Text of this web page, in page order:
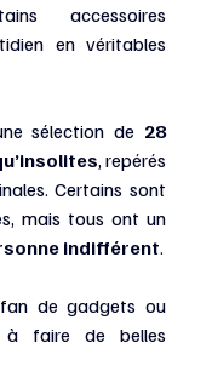
accessoires
en véritables
sélection de 28
, repérés
Certains sont
mais tous ont un
indifférent.
de gadgets ou
à faire de belles